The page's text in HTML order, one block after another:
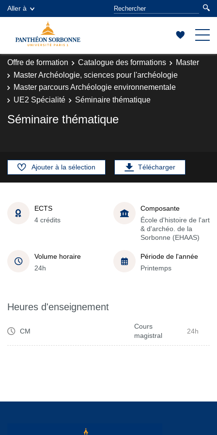
Aller à
Offre de formation Catalogue des formations
Master
Master Archéologie, sciences pour l'archéologie
Master parcours Archéologie environnementale
UE2 Spécialité
Séminaire thématique
Séminaire thématique
Ajouter à la sélection Télécharger
ECTS
4 crédits
Composante
École d'histoire de l'art
& d'archéo. de la
Sorbonne (EHAAS)
Volume horaire
24h
Période de l'année
Printemps
Heures d'enseignement
CM
Cours
magistral
24h